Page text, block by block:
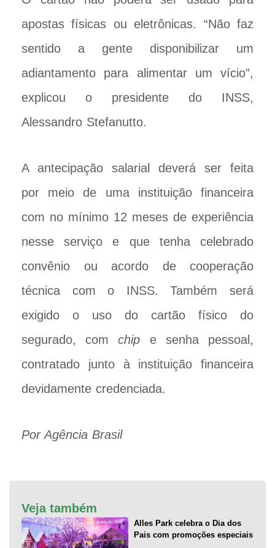
apostas físicas ou eletrônicas. “Não faz
sentido a gente disponibilizar um
adiantamento para alimentar um vício”,
explicou o presidente do INSS,
Alessandro Stefanutto.
A antecipação salarial deverá ser feita
por meio de uma instituição financeira
com no mínimo 12 meses de experiência
nesse serviço e que tenha celebrado
convênio ou acordo de cooperação
técnica com o INSS. Também será
exigido o uso do cartão físico do
segurado, comchip e senha pessoal,
contratado junto à instituição financeira
devidamente credenciada.
Por Agência Brasil
Veja também
Alles Park celebra o Dia dos
Pais com promoções especiais